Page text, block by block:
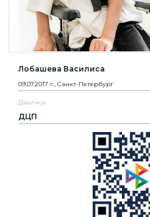
Лобашева Василиса
09.07.2017 г., Санкт-Петербург
Диагноз
ДЦП